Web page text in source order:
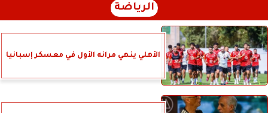
الرياضة
الأهلي ينهي مرانه الأول في معسكر إسبانيا